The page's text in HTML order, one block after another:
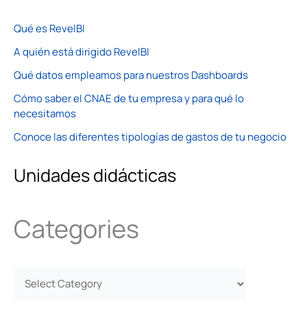
Qué es RevelBI
A quién está dirigido RevelBI
Qué datos empleamos para nuestros Dashboards
Cómo saber el CNAE de tu empresa y para qué lo
necesitamos
Conoce las diferentes tipologías de gastos de tu negocio
Unidades didácticas
Categories